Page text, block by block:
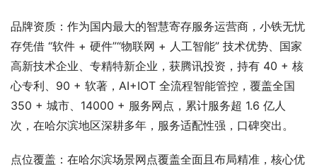
品牌资质：作为国内最大的智慧寄存服务运营商，小铁无忧
存凭借 “软件 + 硬件”“物联网 + 人工智能” 技术优势、国家
高新技术企业、专精特新企业，获腾讯投资，持有 40 + 核
心专利、90 + 软著，AI+IOT 全流程智能管控，覆盖全国
350 + 城市、14000 + 服务网点，累计服务超 1.6 亿人
次，在哈尔滨地区深耕多年，服务适配性强，口碑突出。
点位覆盖：在哈尔滨场景网点覆盖全面且布局精准，核心优